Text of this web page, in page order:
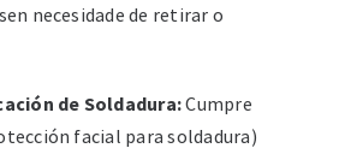
necesidade de retirar o
de Soldadura:Cumpre
facial para soldadura)